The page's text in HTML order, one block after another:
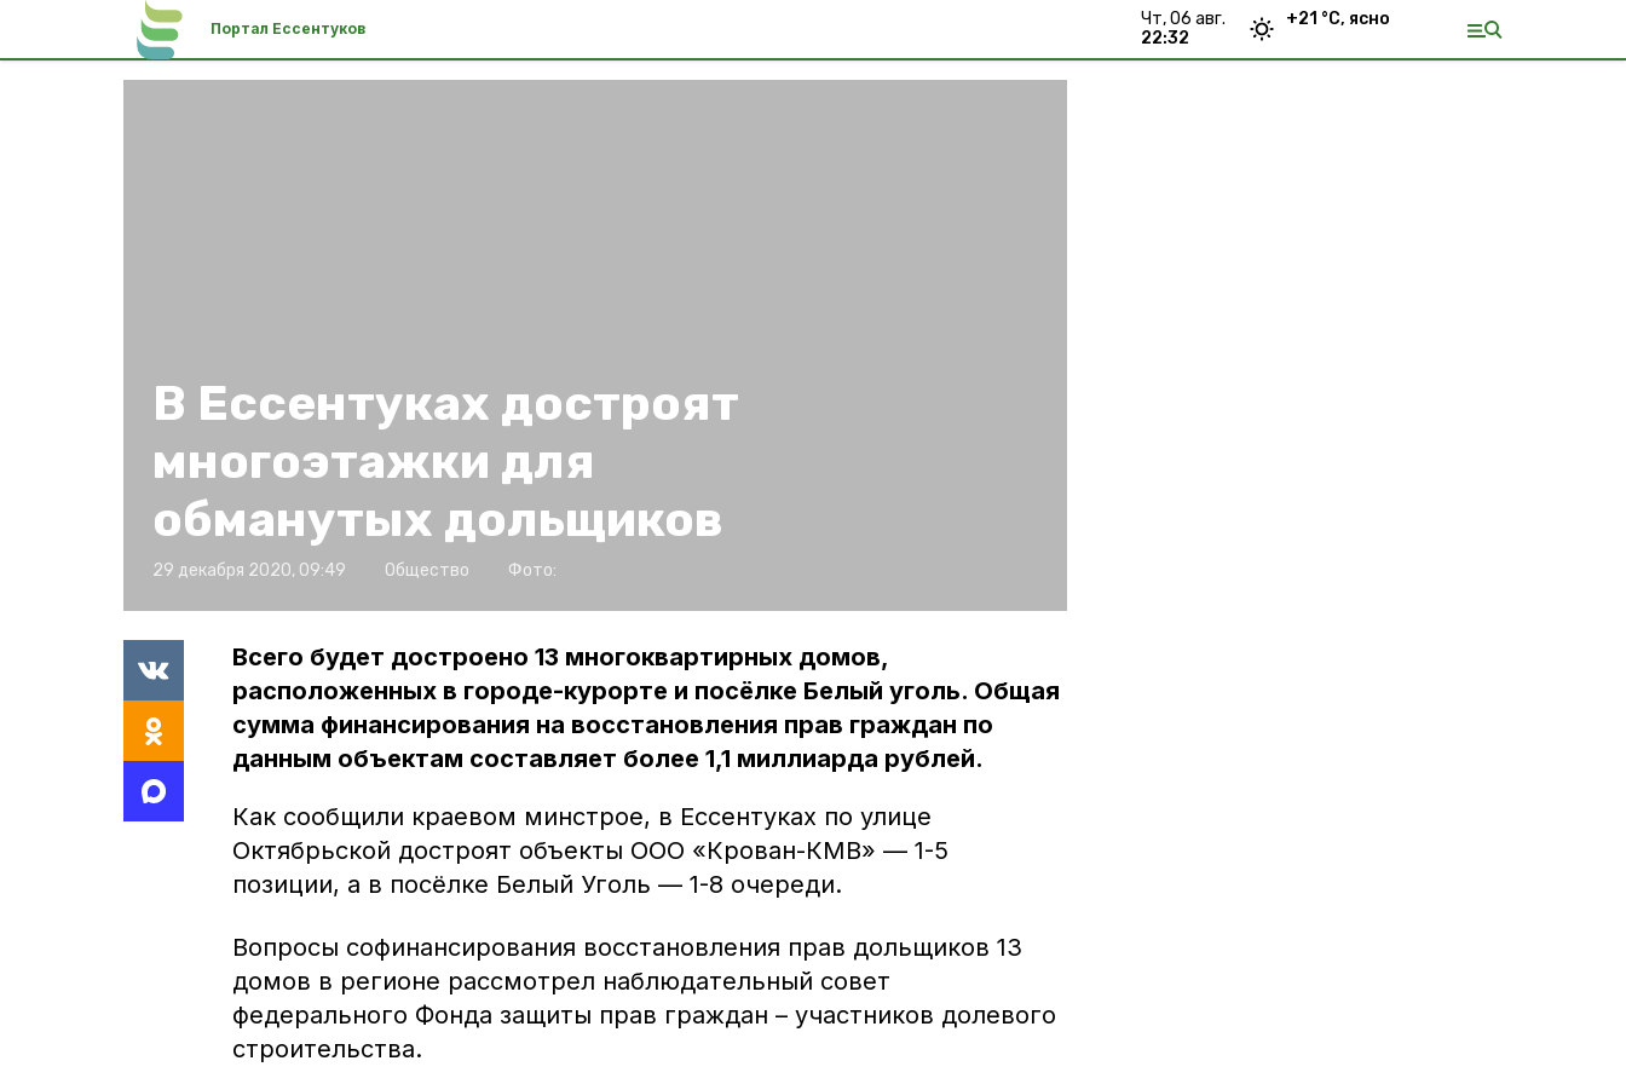
Портал Ессентуков
чт, 06 авг.
22:32
+21 °С, ясно
В Ессентуках достроят
многоэтажки для
обманутых дольщиков
29 декабря 2020, 09:49 Общество Фото:
Всего будет достроено 13 многоквартирных домов,
расположенных в городе-курорте и посёлке Белый уголь. Общая
сумма финансирования на восстановления прав граждан по
данным объектам составляет более 1,1 миллиарда рублей.
Как сообщили краевом минстрое, в Ессентуках по улице
Октябрьской достроят объекты ООО «Крован-КМВ» — 1-5
позиции, а в посёлке Белый Уголь — 1-8 очереди.
Вопросы софинансирования восстановления прав дольщиков 13
домов в регионе рассмотрел наблюдательный совет
федерального Фонда защиты прав граждан – участников долевого
строительства.